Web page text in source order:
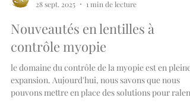
Solène Tintenier
28 sept. 2025
1 min de lecture
Nouveautés en lentilles à
contrôle myopie